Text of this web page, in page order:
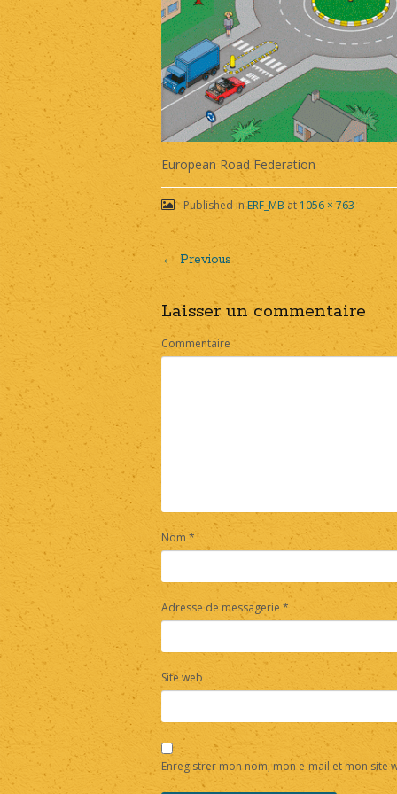
European Road Federation
Published in ERF_MB at 1056 × 763
Post
navigation
← Previous
Laisser un commentaire
Commentaire
Nom *
Adresse de messagerie *
Site web
Enregistrer mon nom, mon e-mail et mon